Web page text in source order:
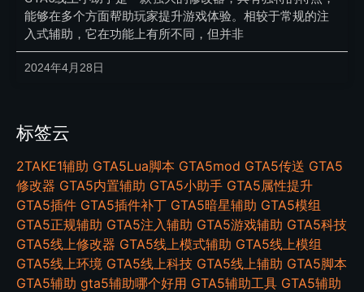
能够在多个方面帮助玩家提升游戏体验。相较于常规的注
入式辅助，它在功能上有所不同，但并非
2024年4月28日
标签云
2TAKE1辅助 GTA5Lua脚本 GTA5mod GTA5传送 GTA5
修改器 GTA5内置辅助 GTA5小助手 GTA5属性提升
GTA5插件 GTA5插件补丁 GTA5暗星辅助 GTA5模组
GTA5正规辅助 GTA5注入辅助 GTA5游戏辅助 GTA5科技
GTA5线上修改器 GTA5线上模式辅助 GTA5线上模组
GTA5线上环境 GTA5线上科技 GTA5线上辅助 GTA5脚本
GTA5辅助 gta5辅助哪个好用 GTA5辅助工具 GTA5辅助